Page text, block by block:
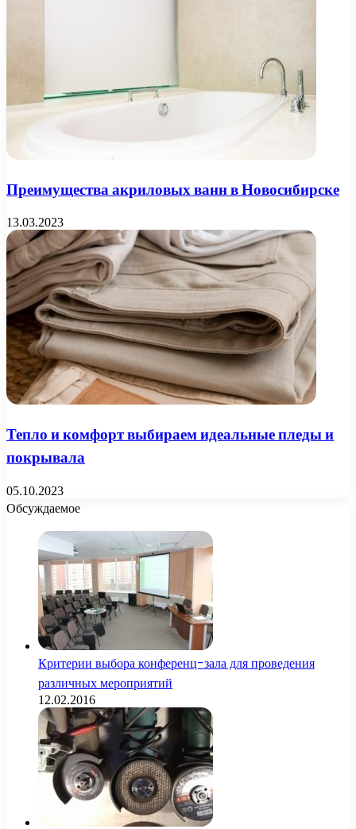
Преимущества акриловых ванн в Новосибирске
13.03.2023
Тепло и комфорт выбираем идеальные пледы и
покрывала
05.10.2023
Обсуждаемое
Критерии выбора конференц-зала для проведения
различных мероприятий
12.02.2016